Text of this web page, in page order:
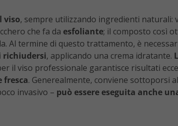
viso, sempre utilizzando ingredienti naturali:
che fa da esfoliante; il composto così
Al termine di questo trattamento, è
richiudersi, applicando una crema idratante.
il viso professionale garantisce risultati
fresca. Generealmente, conviene sottoporsi
invasivo – può essere eseguita anche